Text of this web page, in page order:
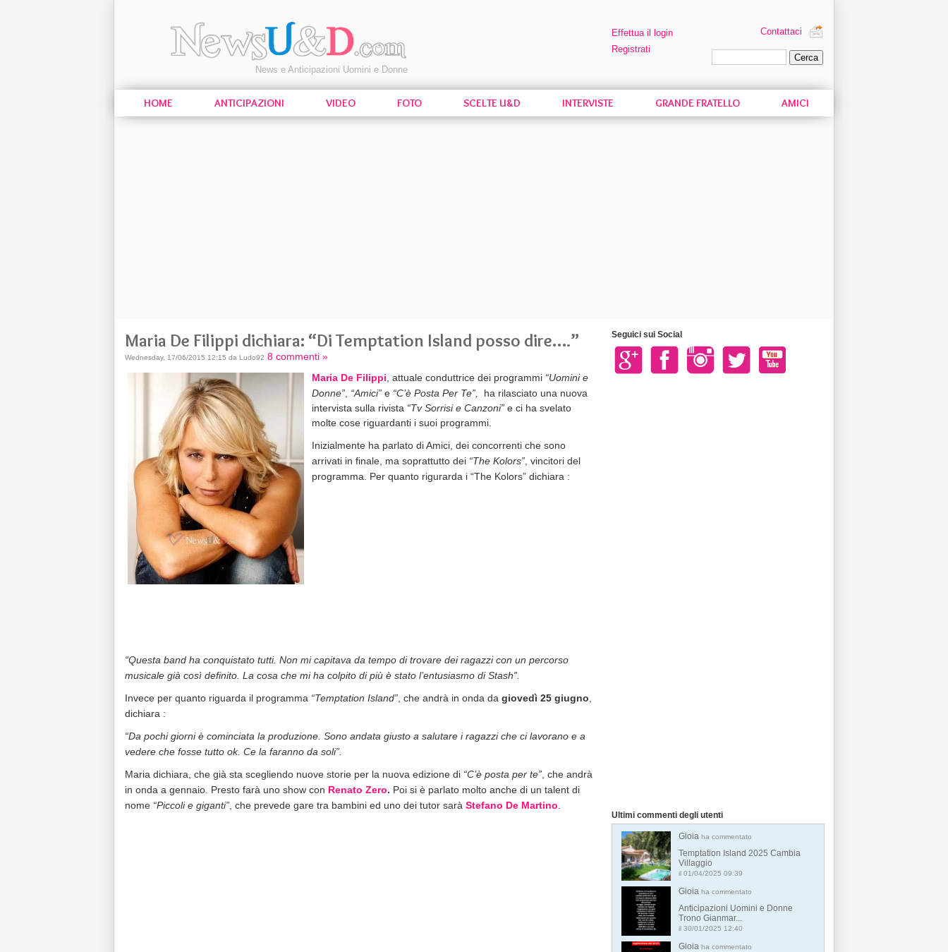
News e Anticipazioni Uomini e Donne
Effettua il login
Registrati
Contattaci
HOME ANTICIPAZIONI VIDEO FOTO SCELTE U&D INTERVISTE GRANDE FRATELLO AMICI
Maria De Filippi dichiara: “Di Temptation Island posso dire….”
Wednesday, 17/06/2015 12:15 da Ludo92 8 commenti »
Maria De Filippi , attuale conduttrice dei programmi “Uomini e
Donne” “Amici” e “C’è Posta Per Te”,
ha rilasciato una nuova
intervista sulla rivista “Tv Sorrisi e Canzoni” e ci ha svelato
molte cose riguardanti i suoi programmi.
Inizialmente ha parlato di Amici, dei concorrenti che sono
arrivati in finale, ma soprattutto dei “The Kolors” , vincitori del
programma. Per quanto rigurarda i “The Kolors” dichiara :
“Questa band ha conquistato tutti. Non mi capitava da tempo di trovare dei ragazzi con un percorso
musicale già così definito. La cosa che mi ha colpito di più è stato l’entusiasmo di Stash”.
Invece per quanto riguarda il programma “Temptation Island” , che andrà in onda da giovedì 25 giugno
dichiara :
“Da pochi giorni è cominciata la produzione. Sono andata giusto a salutare i ragazzi che ci lavorano e a
vedere che fosse tutto ok. Ce la faranno da soli”.
Maria dichiara, che già sta scegliendo nuove storie per la nuova edizione di “C’è posta per te” , che andrà
in onda a gennaio. Presto farà uno show con Renato Zero. Poi si è parlato molto anche di un talent di
nome “Piccoli e giganti” , che prevede gare tra bambini ed uno dei tutor sarà Stefano De Martino
Seguici sui Social
Ultimi commenti degli utenti
Gioia ha commentato
Temptation Island 2025 Cambia
Villaggio
il 01/04/2025 09:39
Gioia ha commentato
Anticipazioni Uomini e Donne
Trono Gianmar...
il 30/01/2025 12:40
Gioia ha commentato